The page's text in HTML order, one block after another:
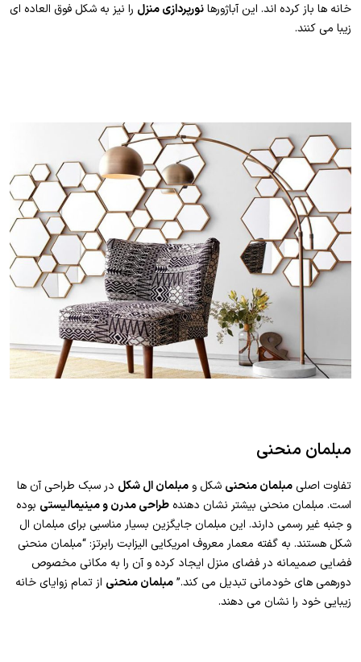
خانه ها باز کرده اند. این آباژورهانورپردازی منزل را نیز به شکل فوق العاده ای
زیبا می کنند.
مبلمان منحنی
تفاوت اصلی مبلمان منحنی شکل و مبلمان ال شکل در سبک طراحی آن ها
است. مبلمان منحنی بیشتر نشان دهنده طراحی مدرن و مینیمالیستی بوده
و جنبه غیر رسمی دارند. این مبلمان جایگزین بسیار مناسبی برای مبلمان ال
شکل هستند. به گفته معمار معروف امریکایی الیزابت رابرتز: “مبلمان منحنی
فضایی صمیمانه در فضای منزل ایجاد کرده و آن را به مکانی مخصوص
دورهمی های خودمانی تبدیل می کند.”مبلمان منحنی از تمام زوایای خانه
زیبایی خود را نشان می دهند.